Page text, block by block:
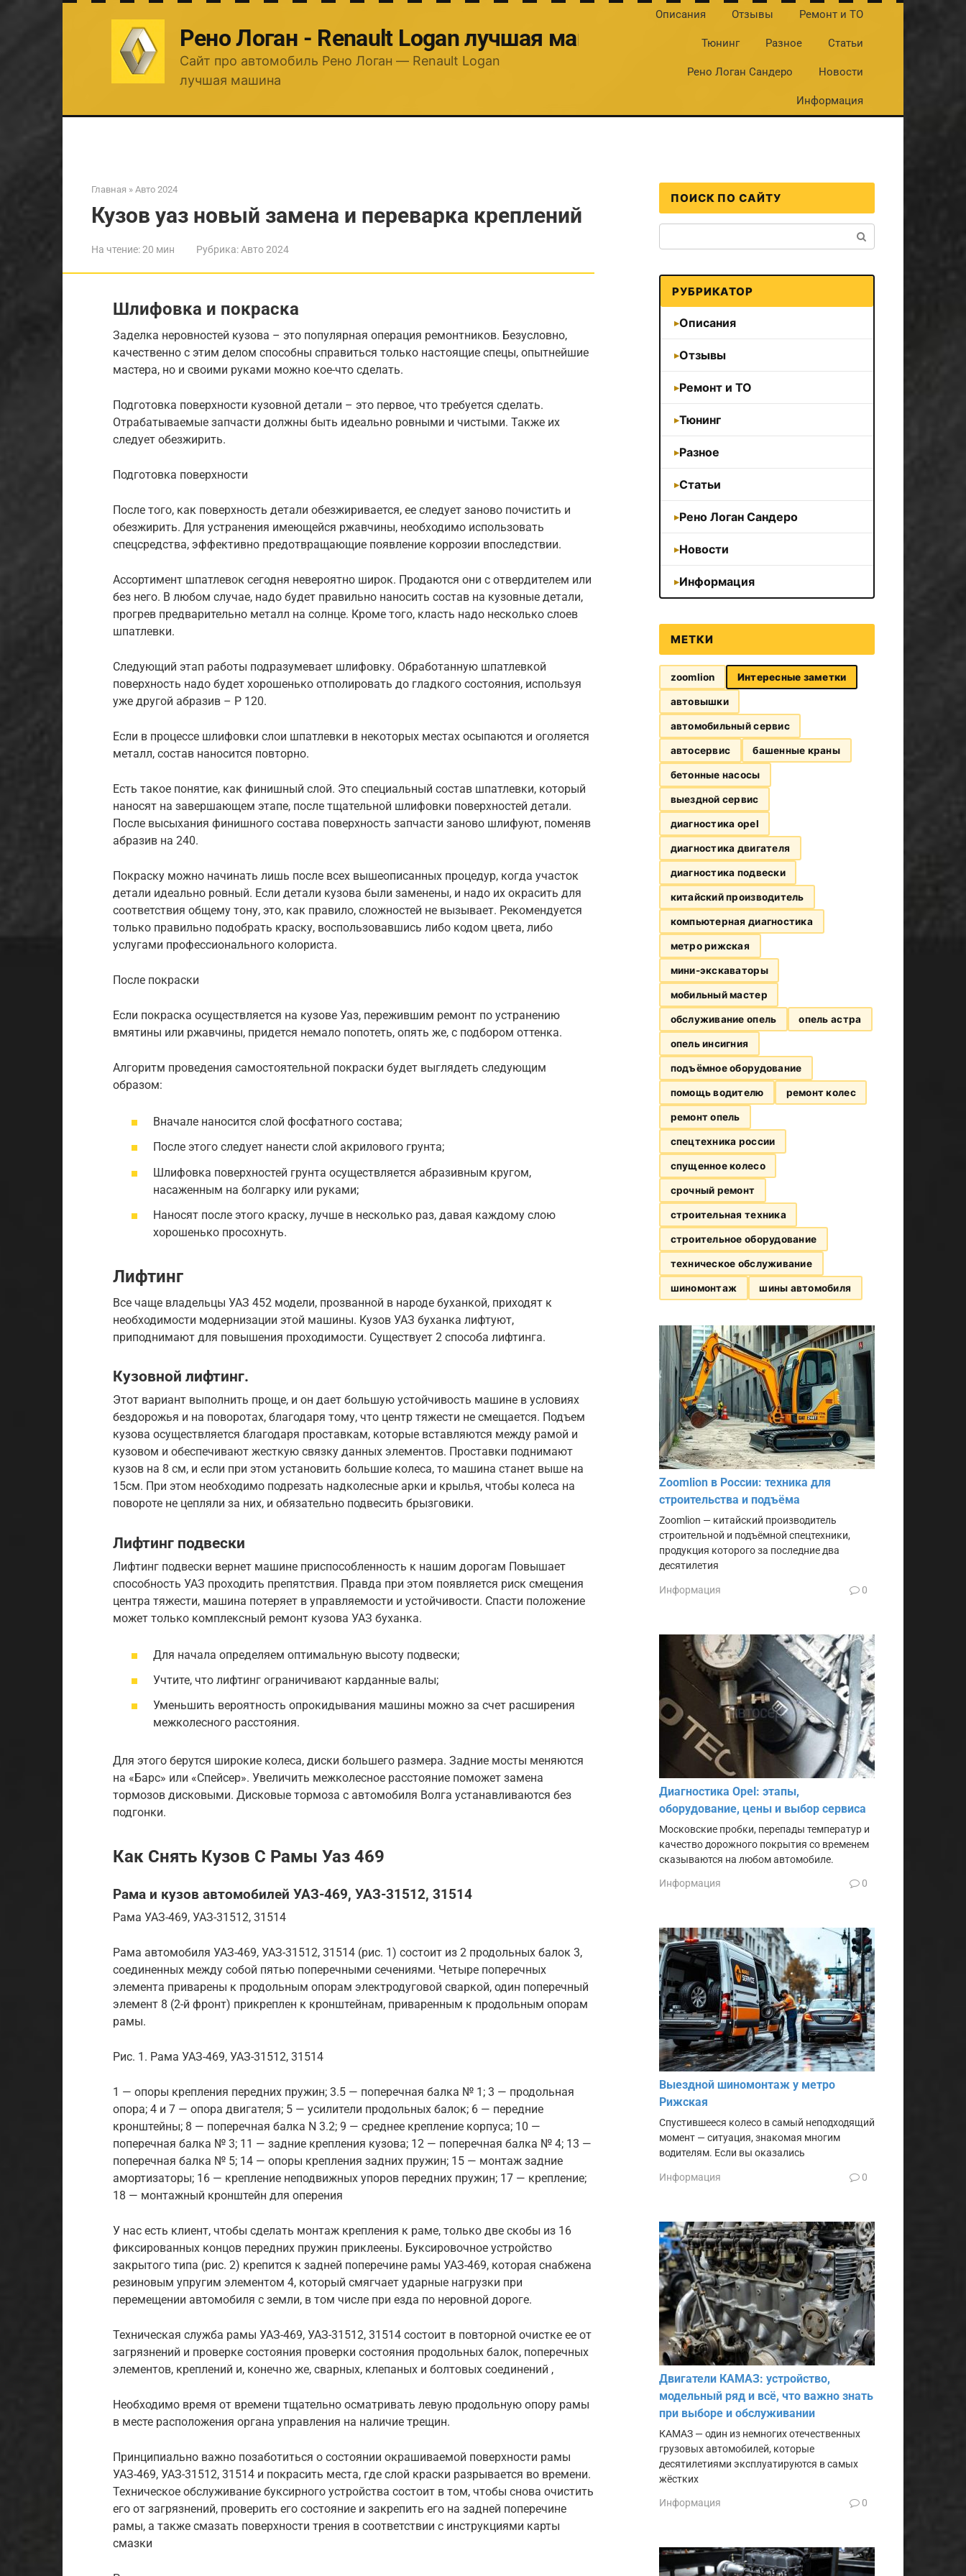
Рено Логан - Renault Logan лучшая машина
Сайт про автомобиль Рено Логан — Renault Logan
лучшая машина
Описания Отзывы Ремонт и ТО
Тюнинг Разное Статьи
Рено Логан Сандеро Новости
Информация
Главная » Авто 2024
Кузов уаз новый замена и переварка креплений
На чтение:20 мин Рубрика: Авто 2024
Шлифовка и покраска
Заделка неровностей кузова – это популярная операция ремонтников. Безусловно,
качественно с этим делом способны справиться только настоящие спецы, опытнейшие
мастера, но и своими руками можно кое-что сделать.
Подготовка поверхности кузовной детали – это первое, что требуется сделать.
Отрабатываемые запчасти должны быть идеально ровными и чистыми. Также их
следует обезжирить.
Подготовка поверхности
После того, как поверхность детали обезжиривается, ее следует заново почистить и
обезжирить. Для устранения имеющейся ржавчины, необходимо использовать
спецсредства, эффективно предотвращающие появление коррозии впоследствии.
Ассортимент шпатлевок сегодня невероятно широк. Продаются они с отвердителем или
без него. В любом случае, надо будет правильно наносить состав на кузовные детали,
прогрев предварительно металл на солнце. Кроме того, класть надо несколько слоев
шпатлевки.
Следующий этап работы подразумевает шлифовку. Обработанную шпатлевкой
поверхность надо будет хорошенько отполировать до гладкого состояния, используя
уже другой абразив – Р 120.
Если в процессе шлифовки слои шпатлевки в некоторых местах осыпаются и оголяется
металл, состав наносится повторно.
Есть такое понятие, как финишный слой. Это специальный состав шпатлевки, который
наносят на завершающем этапе, после тщательной шлифовки поверхностей детали.
После высыхания финишного состава поверхность запчасти заново шлифуют, поменяв
абразив на 240.
Покраску можно начинать лишь после всех вышеописанных процедур, когда участок
детали идеально ровный. Если детали кузова были заменены, и надо их окрасить для
соответствия общему тону, это, как правило, сложностей не вызывает. Рекомендуется
только правильно подобрать краску, воспользовавшись либо кодом цвета, либо
услугами профессионального колориста.
После покраски
Если покраска осуществляется на кузове Уаз, пережившим ремонт по устранению
вмятины или ржавчины, придется немало попотеть, опять же, с подбором оттенка.
Алгоритм проведения самостоятельной покраски будет выглядеть следующим
образом:
Вначале наносится слой фосфатного состава;
После этого следует нанести слой акрилового грунта;
Шлифовка поверхностей грунта осуществляется абразивным кругом,
насаженным на болгарку или руками;
Наносят после этого краску, лучше в несколько раз, давая каждому слою
хорошенько просохнуть.
Лифтинг
Все чаще владельцы УАЗ 452 модели, прозванной в народе буханкой, приходят к
необходимости модернизации этой машины. Кузов УАЗ буханка лифтуют,
приподнимают для повышения проходимости. Существует 2 способа лифтинга.
Кузовной лифтинг.
Этот вариант выполнить проще, и он дает большую устойчивость машине в условиях
бездорожья и на поворотах, благодаря тому, что центр тяжести не смещается. Подъем
кузова осуществляется благодаря проставкам, которые вставляются между рамой и
кузовом и обеспечивают жесткую связку данных элементов. Проставки поднимают
кузов на 8 см, и если при этом установить большие колеса, то машина станет выше на
15см. При этом необходимо подрезать надколесные арки и крылья, чтобы колеса на
повороте не цепляли за них, и обязательно подвесить брызговики.
Лифтинг подвески
Лифтинг подвески вернет машине приспособленность к нашим дорогам Повышает
способность УАЗ проходить препятствия. Правда при этом появляется риск смещения
центра тяжести, машина потеряет в управляемости и устойчивости. Спасти положение
может только комплексный ремонт кузова УАЗ буханка.
Для начала определяем оптимальную высоту подвески;
Учтите, что лифтинг ограничивают карданные валы;
Уменьшить вероятность опрокидывания машины можно за счет расширения
межколесного расстояния.
Для этого берутся широкие колеса, диски большего размера. Задние мосты меняются
на «Барс» или «Спейсер». Увеличить межколесное расстояние поможет замена
тормозов дисковыми. Дисковые тормоза с автомобиля Волга устанавливаются без
подгонки.
Как Снять Кузов С Рамы Уаз 469
Рама и кузов автомобилей УАЗ-469, УАЗ-31512, 31514
Рама УАЗ-469, УАЗ-31512, 31514
Рама автомобиля УАЗ-469, УАЗ-31512, 31514 (рис. 1) состоит из 2 продольных балок 3,
соединенных между собой пятью поперечными сечениями. Четыре поперечных
элемента приварены к продольным опорам электродуговой сваркой, один поперечный
элемент 8 (2-й фронт) прикреплен к кронштейнам, приваренным к продольным опорам
рамы.
Рис. 1. Рама УАЗ-469, УАЗ-31512, 31514
1 — опоры крепления передних пружин; 3.5 — поперечная балка № 1; 3 — продольная
опора; 4 и 7 — опора двигателя; 5 — усилители продольных балок; 6 — передние
кронштейны; 8 — поперечная балка N 3.2; 9 — среднее крепление корпуса; 10 —
поперечная балка № 3; 11 — задние крепления кузова; 12 — поперечная балка № 4; 13 —
поперечная балка № 5; 14 — опоры крепления задних пружин; 15 — монтаж задние
амортизаторы; 16 — крепление неподвижных упоров передних пружин; 17 — крепление;
18 — монтажный кронштейн для оперения
У нас есть клиент, чтобы сделать монтаж крепления к раме, только две скобы из 16
фиксированных концов передних пружин приклеены. Буксировочное устройство
закрытого типа (рис. 2) крепится к задней поперечине рамы УАЗ-469, которая снабжена
резиновым упругим элементом 4, который смягчает ударные нагрузки при
перемещении автомобиля с земли, в том числе при езда по неровной дороге.
Техническая служба рамы УАЗ-469, УАЗ-31512, 31514 состоит в повторной очистке ее от
загрязнений и проверке состояния проверки состояния продольных балок, поперечных
элементов, креплений и, конечно же, сварных, клепаных и болтовых соединений ,
Необходимо время от времени тщательно осматривать левую продольную опору рамы
в месте расположения органа управления на наличие трещин.
Принципиально важно позаботиться о состоянии окрашиваемой поверхности рамы
УАЗ-469, УАЗ-31512, 31514 и покрасить места, где слой краски разрывается во времени.
Техническое обслуживание буксирного устройства состоит в том, чтобы снова очистить
его от загрязнений, проверить его состояние и закрепить его на задней поперечине
рамы, а также смазать поверхности трения в соответствии с инструкциями карты
смазки
ПОИСК ПО САЙТУ
РУБРИКАТОР
Описания
Отзывы
Ремонт и ТО
Тюнинг
Разное
Статьи
Рено Логан Сандеро
Новости
Информация
МЕТКИ
zoomlion Интересные заметки
автовышки
автомобильный сервис
автосервис башенные краны
бетонные насосы
выездной сервис
диагностика opel
диагностика двигателя
диагностика подвески
китайский производитель
компьютерная диагностика
метро рижская
мини-экскаваторы
мобильный мастер
обслуживание опель опель астра
опель инсигния
подъёмное оборудование
помощь водителю ремонт колес
ремонт опель
спецтехника россии
спущенное колесо
срочный ремонт
строительная техника
строительное оборудование
техническое обслуживание
шиномонтаж шины автомобиля
Zoomlion в России: техника для
строительства и подъёма
Zoomlion — китайский производитель
строительной и подъёмной спецтехники,
продукция которого за последние два
десятилетия
Информация 0
Диагностика Opel: этапы,
оборудование, цены и выбор сервиса
Московские пробки, перепады температур и
качество дорожного покрытия со временем
сказываются на любом автомобиле.
Информация 0
Выездной шиномонтаж у метро
Рижская
Спустившееся колесо в самый неподходящий
момент — ситуация, знакомая многим
водителям. Если вы оказались
Информация 0
Двигатели КАМАЗ: устройство,
модельный ряд и всё, что важно знать
при выборе и обслуживании
КАМАЗ — один из немногих отечественных
грузовых автомобилей, которые
десятилетиями эксплуатируются в самых
жёстких
Информация 0